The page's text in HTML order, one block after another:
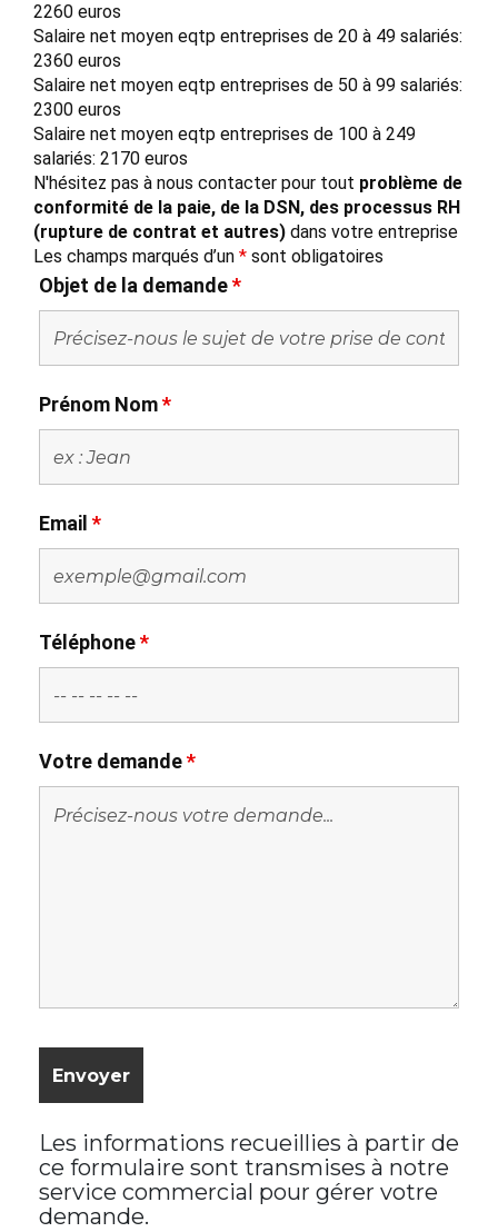
2260 euros
Salaire net moyen eqtp entreprises de 20 à 49 salariés:
2360 euros
Salaire net moyen eqtp entreprises de 50 à 99 salariés:
2300 euros
Salaire net moyen eqtp entreprises de 100 à 249
salariés: 2170 euros
N'hésitez pas à nous contacter pour tout problème de
conformité de la paie, de la DSN, des processus RH
(rupture de contrat et autres) dans votre entreprise
Les champs marqués d’un * sont obligatoires
Objet de la demande*
Prénom Nom*
Email *
Téléphone*
Votre demande*
Les informations recueillies à partir de
ce formulaire sont transmises à notre
service commercial pour gérer votre
demande.